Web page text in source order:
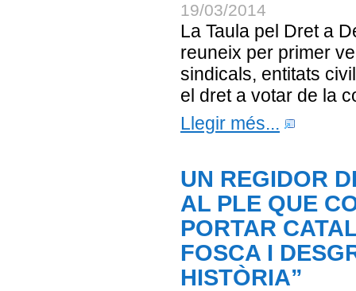
19/03/2014
La Taula pel Dret a
reuneix per primer
sindicals, entitats
el dret a votar de la
Llegir més...
UN REGIDOR
AL PLE QUE
PORTAR
FOSCA I
HISTÒRIA”